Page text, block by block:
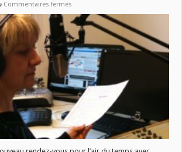
Commentaires fermés
du
temps
du
11
octobre